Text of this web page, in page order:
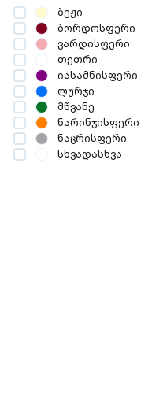
გადამუშავებული
პოლიამიდი
სელი
PET
ორგანული სელი
ბეჟი
ბორდოსფერი
ვარდისფერი
თეთრი
იასამნისფერი
ლურჯი
მწვანე
ნარინჯისფერი
ნაცრისფერი
სხვადასხვა